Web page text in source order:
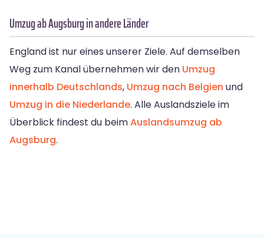
Umzug ab Augsburg in andere Länder
England ist nur eines unserer Ziele. Auf demselben
Weg zum Kanal übernehmen wir den Umzug
innerhalb Deutschlands, Umzug nach Belgien und
Umzug in die Niederlande. Alle Auslandsziele im
Überblick findest du beimAuslandsumzug ab
Augsburg.